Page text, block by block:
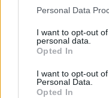
Please note that this
not limited to your visit
grant or deny consent
use your data for
consent section.
Personal Data
I want to opt-out
personal data.
Opted In
I want to opt-out
Personal Data.
Opted In
Κυψέλη: «Δεν
Σοκαρισμένο
φιλοξενούσε
Λέσβο
Πιο